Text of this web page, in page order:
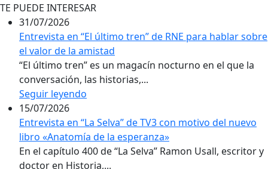
TE PUEDE INTERESAR
31/07/2026
Entrevista en “El último tren” de RNE para hablar sobre
el valor de la amistad
“El último tren” es un magacín nocturno en el que la
conversación, las historias,...
Seguir leyendo
15/07/2026
Entrevista en “La Selva” de TV3 con motivo del nuevo
libro «Anatomía de la esperanza»
En el capítulo 400 de “La Selva” Ramon Usall, escritor y
doctor en Historia,...